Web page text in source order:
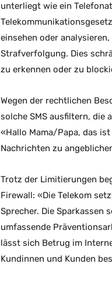
unterliegt wie ein
einsehen oder
Strafverfolgung. Dies
zu erkennen oder zu
Wegen der rechtlichen
solche SMS ausfiltern, die
«Hallo Mama/Papa, das
Nachrichten zu
Trotz der Limitierungen
Firewall: «Die Telekom
Sprecher. Die Sparkassen
umfassende
lässt sich Betrug im
Kundinnen und Kunden